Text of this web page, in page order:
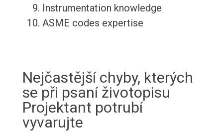
Instrumentation knowledge
ASME codes expertise
Nejčastější chyby, kterých
se při psaní životopisu
Projektant potrubí
vyvarujte